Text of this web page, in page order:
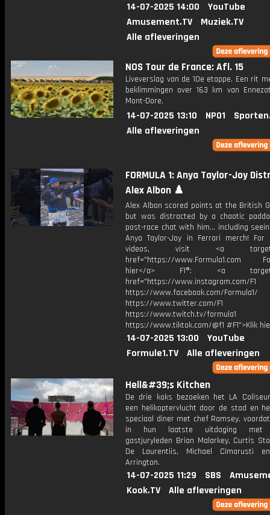
14-07-2025 14:00
YouTube
Amusement.TV
Muziek.TV
Alle afleveringen
NOS Tour de France: Afl. 15
Liveverslag van de 10e etappe. Een rit
beklimmingen over 163 km van
Mont-Dore.
14-07-2025 13:10 NPO1
Alle afleveringen
FORMULA 1: Anya Taylor-Joy
Alex Albon ♟️
Alex Albon scored points at the British
but was distracted by a chaotic
post-race chat with him... including
Anya Taylor-Joy in Ferrari merch! For
videos, visit <a
href="https://www.Formula1.com
hier</a> F1®: <a
href="https://www.instagram.com/F1
https://www.facebook.com/Formula1/
https://www.twitter.com/F1
https://www.twitch.tv/formula1
https://www.tiktok.com/@f1 #F1">Klik
14-07-2025 13:00
YouTube
Formule1.TV
Alle afleveringen
Hell&#39;s Kitchen
De drie koks bezoeken het LA
een helikoptervlucht door de stad en
speciaal diner met chef Ramsey,
in hun laatste uitdaging met
gastjuryleden Brian Malarkey, Curtis
De Laurentiis, Michael Cimarusti
Arrington.
14-07-2025 11:29 SBS
Kook.TV
Alle afleveringen